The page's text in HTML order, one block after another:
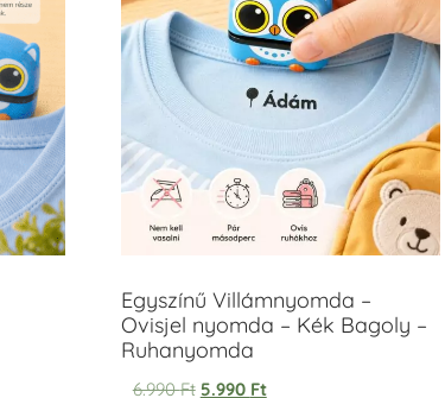
Egyszínű Villámnyomda –
Ovisjel nyomda – Kék Bagoly –
Ruhanyomda
6.990Ft 5.990 Ft